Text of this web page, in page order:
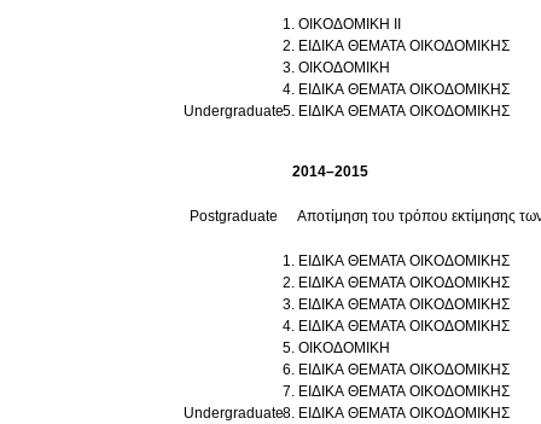
Undergraduate
ΟΙΚΟΔΟΜΙΚΗ ΙΙ
ΕΙΔΙΚΑ ΘΕΜΑΤΑ ΟΙΚΟΔΟΜΙΚΗΣ
ΟΙΚΟΔΟΜΙΚΗ
ΕΙΔΙΚΑ ΘΕΜΑΤΑ ΟΙΚΟΔΟΜΙΚΗΣ
ΕΙΔΙΚΑ ΘΕΜΑΤΑ ΟΙΚΟΔΟΜΙΚΗΣ
2014–2015
Postgraduate Αποτίμηση του τρόπου εκτίμησης
Undergraduate
ΕΙΔΙΚΑ ΘΕΜΑΤΑ ΟΙΚΟΔΟΜΙΚΗΣ
ΕΙΔΙΚΑ ΘΕΜΑΤΑ ΟΙΚΟΔΟΜΙΚΗΣ
ΕΙΔΙΚΑ ΘΕΜΑΤΑ ΟΙΚΟΔΟΜΙΚΗΣ
ΕΙΔΙΚΑ ΘΕΜΑΤΑ ΟΙΚΟΔΟΜΙΚΗΣ
ΟΙΚΟΔΟΜΙΚΗ
ΕΙΔΙΚΑ ΘΕΜΑΤΑ ΟΙΚΟΔΟΜΙΚΗΣ
ΕΙΔΙΚΑ ΘΕΜΑΤΑ ΟΙΚΟΔΟΜΙΚΗΣ
ΕΙΔΙΚΑ ΘΕΜΑΤΑ ΟΙΚΟΔΟΜΙΚΗΣ